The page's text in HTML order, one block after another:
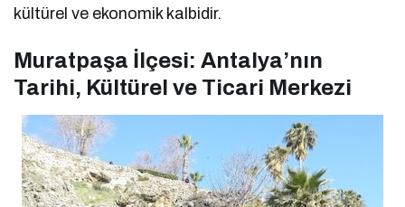
kültürel ve ekonomik kalbidir.
Muratpaşa İlçesi: Antalya’nın
Tarihi, Kültürel ve Ticari Merkezi